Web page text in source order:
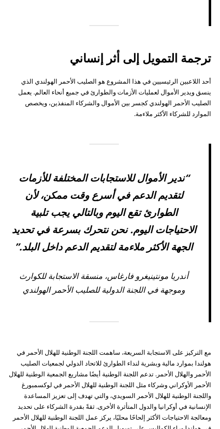
ترجمة التمويل إلى أثر إنساني
أحد اللاعبين الرئيسيين في هذا المشروع هو الصليب الأحمر الهولندي الذي
ينسق ويدير الأموال لعمليات الأزمات والطوارئ في جميع أنحاء العالم. يعمل
الصليب الأحمر الهولندي كجسر بين الأموال والشركاء المنفذين، ويخصص
الموارد للشركاء الأكثر ملاءمة.
“ندير الأموال للاستجابات المختلفة للأزمات
لتقديم الدعم في أسرع وقت ممكن، لأن
الطوارئ تقع اليوم وبالتالي يجب تلبية
الاحتياجات اليوم. نحن نتحرك بسرعة في تحديد
الجهة الأكثر ملاءمة لتقديم الدعم داخل البلد.”
أندريا مونتينيغرو فارغاس، منسقة الاستجابة للكوارث
وموجهة في اللجنة الدولية للصليب الأحمر الهولندي
مع التركيز على الاستجابة السريعة، ساهمت اللجنة الوطنية للهلال الأحمر في
هولندا بموارد مالية وبشرية لنداء الطوارئ للاتحاد الدولي لجمعيات الصليب
الأحمر والهلال الأحمر. تدعم اللجنة الوطنية أيضًا مشاريع الجمعية الوطنية للهلال
الأحمر الأوكراني وشركاء مثل اللجنة الوطنية للهلال الأحمر في لوكسمبورغ
واللجنة الوطنية للهلال الأحمر السويدي، والتي تهدف إلى تعزيز المساعدة
الإنسانية في أوكرانيا والدول المتأثرة الأخرى. ثقةً بقدرة الشركاء على تحديد
ومعالجة الاحتياجات الأكثر إلحاحًا محليًا، يركز عمل اللجنة الوطنية للهلال الأحمر